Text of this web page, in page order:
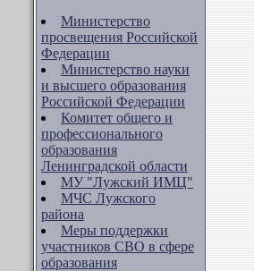
Министерство
просвещения Российской
Федерации
Министерство науки
и высшего образования
Российской Федерации
Комитет общего и
профессионального
образования
Ленинградской области
МУ "Лужский ИМЦ"
МЧС Лужского
района
Меры поддержки
участников СВО в сфере
образования